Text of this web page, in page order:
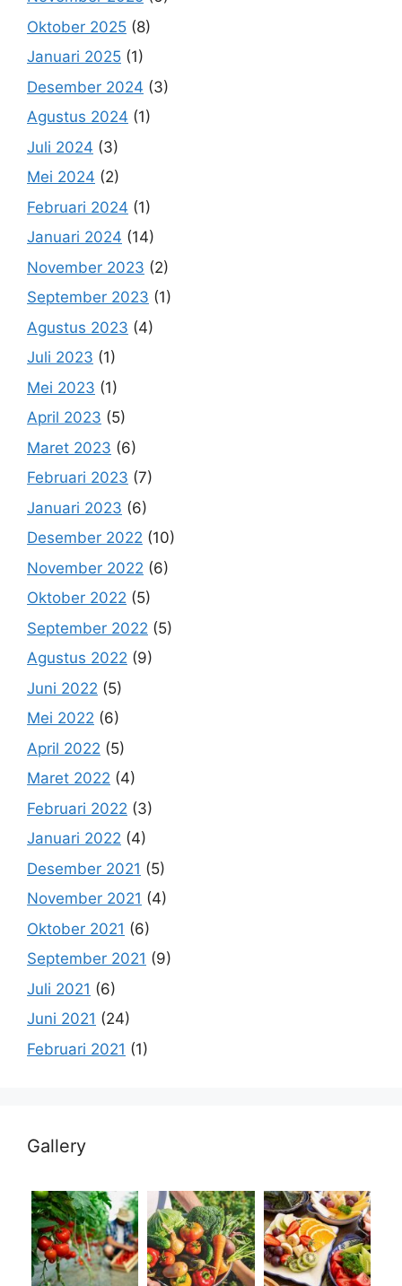
Oktober 2025 (8)
Januari 2025 (1)
Desember 2024 (3)
Agustus 2024 (1)
Juli 2024 (3)
Mei 2024 (2)
Februari 2024 (1)
Januari 2024 (14)
November 2023 (2)
September 2023 (1)
Agustus 2023 (4)
Juli 2023 (1)
Mei 2023 (1)
April 2023 (5)
Maret 2023 (6)
Februari 2023 (7)
Januari 2023 (6)
Desember 2022 (10)
November 2022 (6)
Oktober 2022 (5)
September 2022 (5)
Agustus 2022 (9)
Juni 2022 (5)
Mei 2022 (6)
April 2022 (5)
Maret 2022 (4)
Februari 2022 (3)
Januari 2022 (4)
Desember 2021 (5)
November 2021 (4)
Oktober 2021 (6)
September 2021 (9)
Juli 2021 (6)
Juni 2021 (24)
Februari 2021 (1)
Gallery